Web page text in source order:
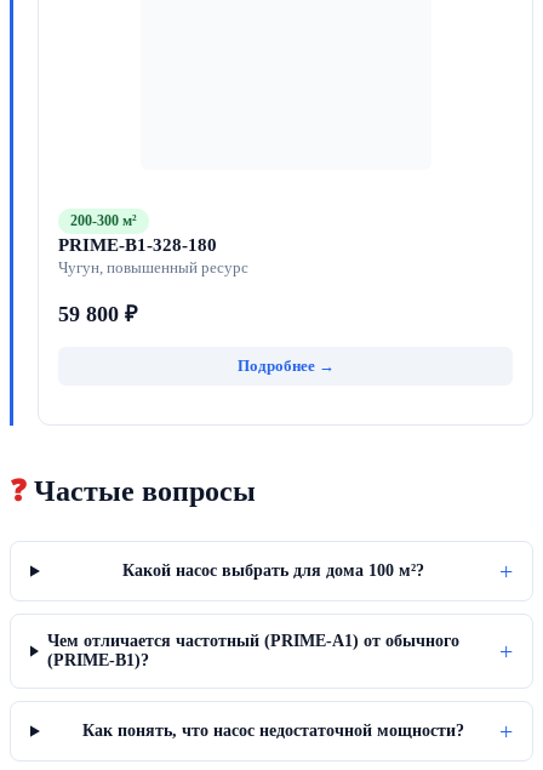
200-300 м²
PRIME-B1-328-180
Чугун, повышенный ресурс
59 800 ₽
Подробнее →
❓ Частые вопросы
Какой насос выбрать для дома 100 м²? +
Чем отличается частотный (PRIME-A1) от обычного
(PRIME-B1)?
+
Как понять, что насос недостаточной мощности? +